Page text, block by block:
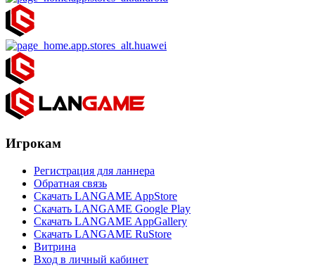
Игрокам
Регистрация для ланнера
Обратная связь
Скачать LANGAME AppStore
Скачать LANGAME Google Play
Скачать LANGAME AppGallery
Скачать LANGAME RuStore
Витрина
Вход в личный кабинет